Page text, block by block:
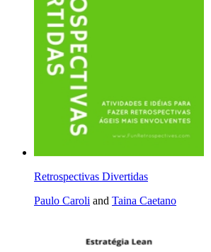
Retrospectivas Divertidas
Paulo Caroli and Taina Caetano